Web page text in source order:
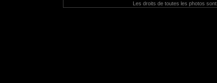
Les droits de toutes les photos